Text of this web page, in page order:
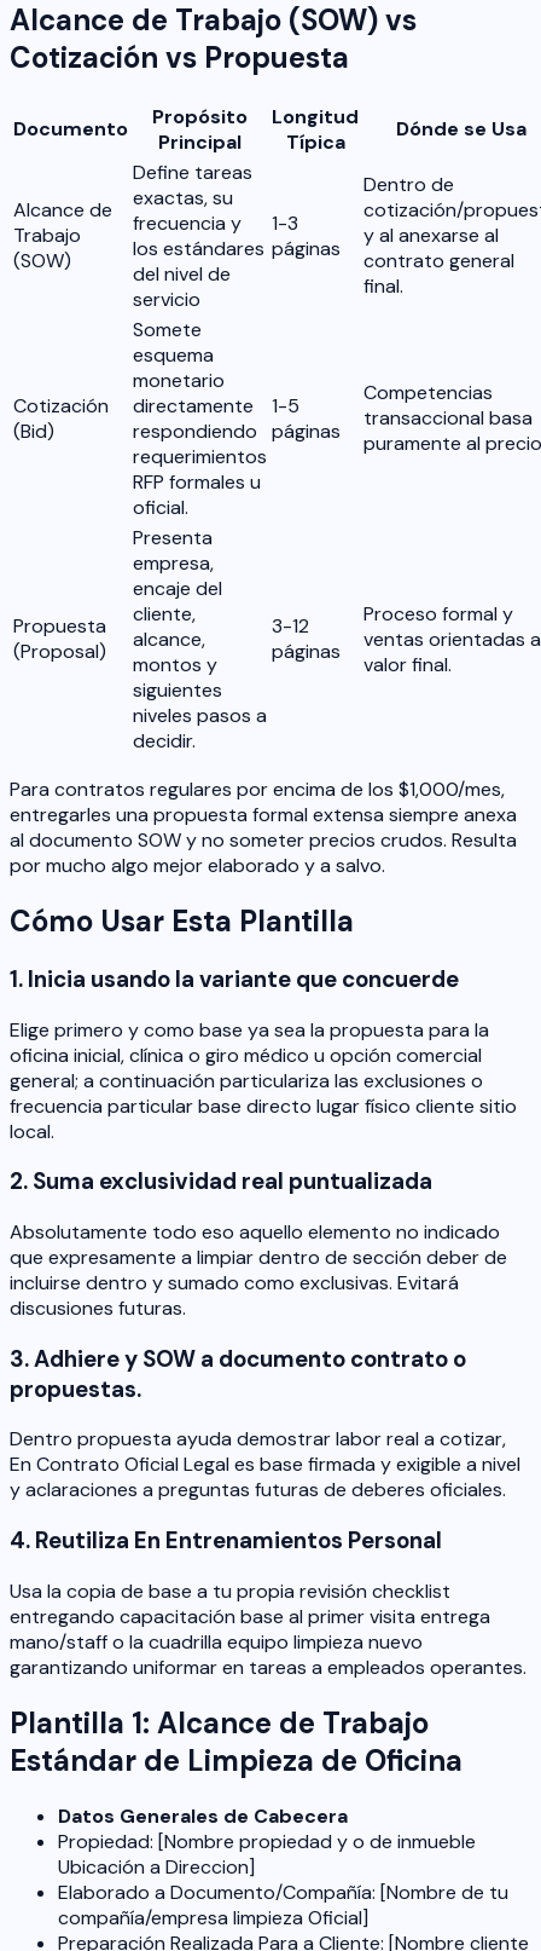
Alcance de Trabajo (SOW) vs
Cotización vs Propuesta
Documento
Propósito
Principal
Longitud
Típica
Dónde se Usa
Alcance de
Trabajo
(SOW)
Define tareas
exactas, su
frecuencia y
los estándares
del nivel de
servicio
1-3
páginas
Dentro de
cotización/
y al anexarse al
contrato general
final.
Cotización
(Bid)
Somete
esquema
monetario
directamente
respondiendo
requerimientos
RFP formales u
oficial.
1-5
páginas
Competencias
transaccional basa
puramente al
Propuesta
(Proposal)
Presenta
empresa,
encaje del
cliente,
alcance,
montos y
siguientes
niveles pasos a
decidir.
3-12
páginas
Proceso formal y
ventas orientadas
valor final.
Para contratos regulares por encima de los $1,000/mes,
entregarles una propuesta formal extensa siempre anexa
al documento SOW y no someter precios crudos. Resulta
por mucho algo mejor elaborado y a salvo.
Cómo Usar Esta Plantilla
1. Inicia usando la variante que concuerde
Elige primero y como base ya sea la propuesta para la
oficina inicial, clínica o giro médico u opción comercial
general; a continuación particulariza las exclusiones o
frecuencia particular base directo lugar físico cliente sitio
local.
2. Suma exclusividad real puntualizada
Absolutamente todo eso aquello elemento no indicado
que expresamente a limpiar dentro de sección deber de
incluirse dentro y sumado como exclusivas. Evitará
discusiones futuras.
3. Adhiere y SOW a documento contrato o
propuestas.
Dentro propuesta ayuda demostrar labor real a cotizar,
En Contrato Oficial Legal es base firmada y exigible a nivel
y aclaraciones a preguntas futuras de deberes oficiales.
4. Reutiliza En Entrenamientos Personal
Usa la copia de base a tu propia revisión checklist
entregando capacitación base al primer visita entrega
mano/staff o la cuadrilla equipo limpieza nuevo
garantizando uniformar en tareas a empleados operantes.
Plantilla 1: Alcance de Trabajo
Estándar de Limpieza de Oficina
Datos Generales de Cabecera
Propiedad: [Nombre propiedad y o de inmueble
Ubicación a Direccion]
Elaborado a Documento/Compañía: [Nombre de tu
compañía/empresa limpieza Oficial]
Preparación Realizada Para a Cliente: [Nombre cliente